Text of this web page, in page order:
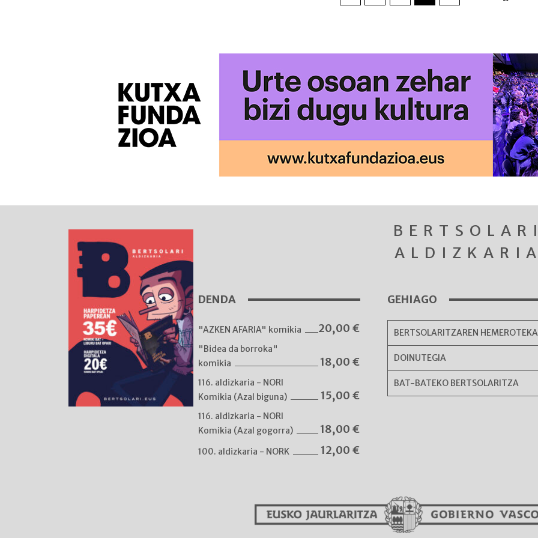
DENDA
"AZKEN AFARIA" komikia 20,00 €
"Bidea da borroka"
komikia
18,00 €
116. aldizkaria - NORI
Komikia (Azal biguna)
15,00 €
116. aldizkaria - NORI
Komikia (Azal gogorra)
18,00 €
100. aldizkaria - NORK 12,00 €
GEHIAGO
BERTSOLARITZAREN HEMEROTEKA
DOINUTEGIA
BAT-BATEKO BERTSOLARITZA